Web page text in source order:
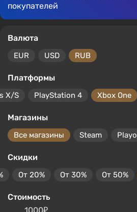
покупателей
Валюта
EUR USD RUB
Платформы
X/S PlayStation 4 Xbox One
Магазины
Все магазины Steam Playo
Скидки
От 20% От 30% От 50%
Стоимость